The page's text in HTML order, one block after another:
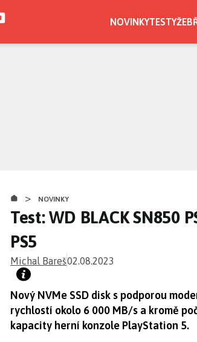
NOVINKYTESTY
> NOVINKY
Test: WD BLACK SN850
PS5
Michal Bareš02.08.2023
Nový NVMe SSD disk s podporou
rychlostí okolo 6 000 MB/s a kromě
kapacity herní konzole PlayStation 5.